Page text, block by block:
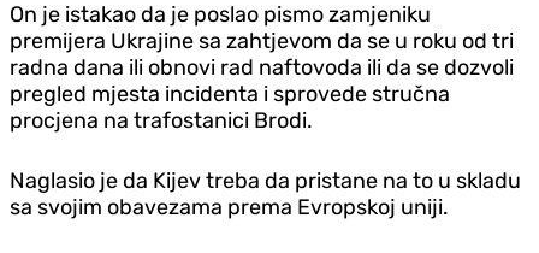
On je istakao da je poslao pismo zamjeniku
premijera Ukrajine sa zahtjevom da se u roku od tri
radna dana ili obnovi rad naftovoda ili da se dozvoli
pregled mjesta incidenta i sprovede stručna
procjena na trafostanici Brodi.
Naglasio je da Kijev treba da pristane na to u skladu
sa svojim obavezama prema Evropskoj uniji.